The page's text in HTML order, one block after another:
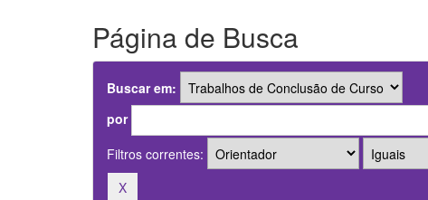
Página de Busca
Buscar em:
por
Filtros correntes: